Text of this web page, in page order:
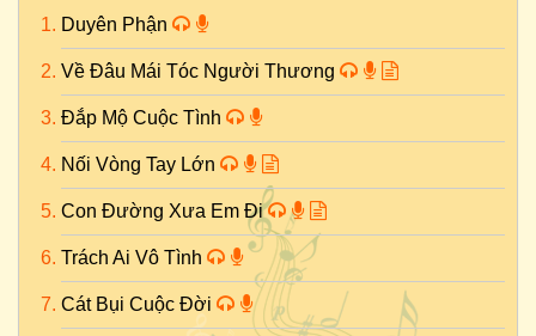
Duyên Phận
Về Đâu Mái Tóc Người Thương
Đắp Mộ Cuộc Tình
Nối Vòng Tay Lớn
Con Đường Xưa Em Đi
Trách Ai Vô Tình
Cát Bụi Cuộc Đời